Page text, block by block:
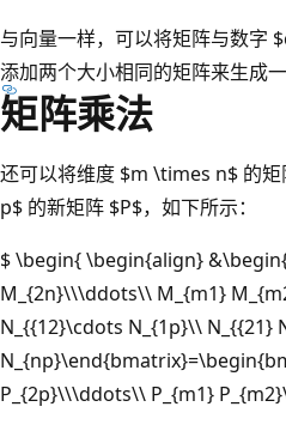
与向量一样，可以将矩阵与数字
添加两个大小相同的矩阵来生成
矩阵乘法
还可以将维度 $m \times n$ 的
p$ 的新矩阵 $P$，如下所示：
$ \begin{ \begin{align}
M_{2n}\\\ddots\\ M_{m1}
N_{{12}\cdots N_{1p}\\
P_{2p}\\\ddots\\ P_{m1}